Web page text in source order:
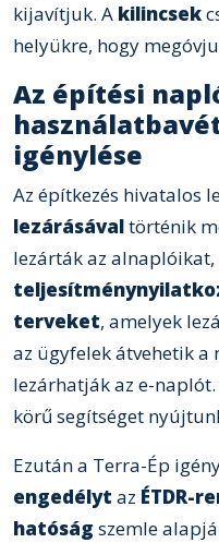
kijavítjuk. A kilincsek
helyükre, hogy
Az építési
igénylése
Az építkezés hivatalos
lezárásávaltörténik
lezárták az
terveket, amelyek
az ügyfelek átvehetik a
lezárhatják az e-
körű segítséget
Ezután a Terra-Ép
engedélyt az ÉTDR-
hatóság szemle